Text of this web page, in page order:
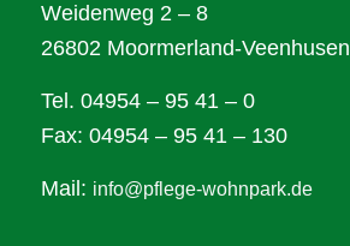
Weidenweg 2 – 8
26802 Moormerland-Veenhusen
Tel. 04954 – 95 41 – 0
Fax: 04954 – 95 41 – 130
Mail: info@pflege-wohnpark.de